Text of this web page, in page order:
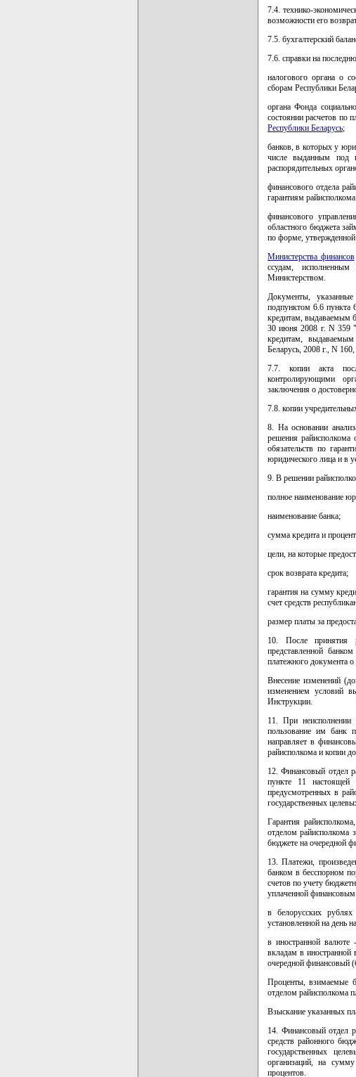
7.4. технико-
возможности его
7.5. бухгалтерский
7.6. справки на
налогового органа о
сборам Республики
органа Фонда
состоянии расчетов по
Республики Беларусь;
банков, в которых у
числе выданным под
распорядительных
финансового отдела
гарантиям
финансового
областного бюджета
по форме, утвержденной
Министерства финансов
ссудам,
Министерством.
Документы,
подпунктом 6.6 пункта
кредитам, выдаваемым
30 июня 2008 г. N 359
кредитам,
Беларусь, 2008 г., N
7.7. копии акта
контролирующими
заключения о
7.8. копии
8. На основании
решения райисполкома
обязательств по
юридического лица и в
9. В решении
полное наименование
наименование банка;
сумма кредита и
цели, на которые
срок возврата кредита;
гарантия на сумму
счет средств
размер платы за
10. После принятия
представленной
платежного документа о
Внесение изменений
изменением условий
Инструкции.
11. При неисполнении
пользование им банк
направляет в
райисполкома и копии
12. Финансовый отдел
пункте 11 настоящей
предусмотренных в
государственных
Гарантия
отделом райисполкома
бюджете на очередной
13. Платежи,
банком в бесспорном
счетов по учету
уплаченной
в белорусских
установленной на день
в иностранной валюте
вкладам в иностранной
очередной финансовый
Проценты, взимаемые
отделом райисполкома
Взыскание указанных
14. Финансовый отдел
средств районного
государственных
организаций, на
процентов.